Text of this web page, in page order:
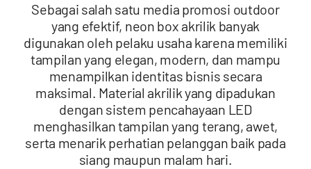
Sebagai salah satu media promosi outdoor
yang efektif, neon box akrilik banyak
digunakan oleh pelaku usaha karena memiliki
tampilan yang elegan, modern, dan mampu
menampilkan identitas bisnis secara
maksimal. Material akrilik yang dipadukan
dengan sistem pencahayaan LED
menghasilkan tampilan yang terang, awet,
serta menarik perhatian pelanggan baik pada
siang maupun malam hari.